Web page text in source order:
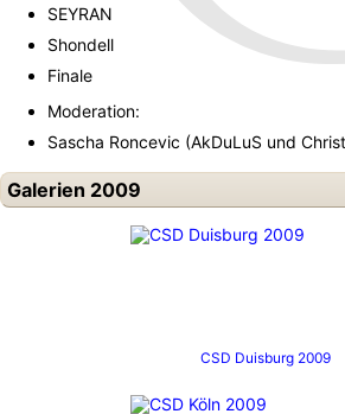
SEYRAN
Shondell
Finale
Moderation:
Sascha Roncevic (AkDuLuS und
Galerien 2009
CSD Duisburg 2009